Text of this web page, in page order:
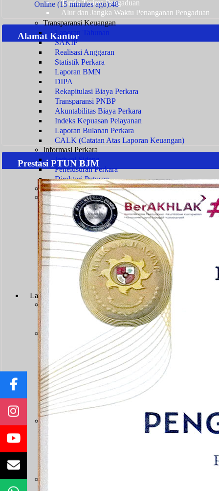
Tanda Terima Pengaduan
Alur dan Jangka Waktu Penanganan Pengaduan
Transparansi Keuangan
Laporan Tahunan
SAKIP
Realisasi Anggaran
Statistik Perkara
Laporan BMN
DIPA
Rekapitulasi Biaya Perkara
Transparansi PNBP
Akuntabilitas Biaya Perkara
Indeks Kepuasan Pelayanan
Laporan Bulanan Perkara
CALK (Catatan Atas Laporan Keuangan)
Informasi Perkara
Jadwal Sidang
Penelusuran Perkara
Direktori Putusan
Survey Pelayanan Publik
Transparansi Kepegawaian
Persyaratan Usulan
Persyaratan Usulan CPNS Menjadi PNS
Persyaratan Usulan Kartu Pegawai (KARPEG)
Persyaratan Usulan Tabungan dan Asuransi
Persyaratan Usulan Kartu Suami (KARSU) atau
Persyaratan Usulan Jabatan
Persyaratan Usulan Pensiun Penuh
Surat Keterangan Tidak Pernah Dijatuhi Hukuman
Persyaratan Kenaikan Pangkat
Layanan HukumProsedur Layanan
Prodeo & Bantuan Hukum
Prodeo - Berperkara Gratis
Pos Bantuan Hukum
Panjar Biaya Perkara
Tarif PNBP
Pengajuan Gugatan
Pengajuan Permohonan
Pengajuan Upaya Hukum
Pendaftaran Surat Kuasa
Infografis E-Court
Pengembalian Sisa Panjar
Jenis Kewenangan
JDIH
Online (15 minutes ago):48
Alamat Kantor
Prestasi PTUN BJM